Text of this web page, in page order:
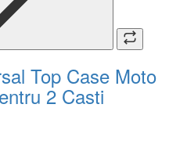
Top Case Moto
2 Casti